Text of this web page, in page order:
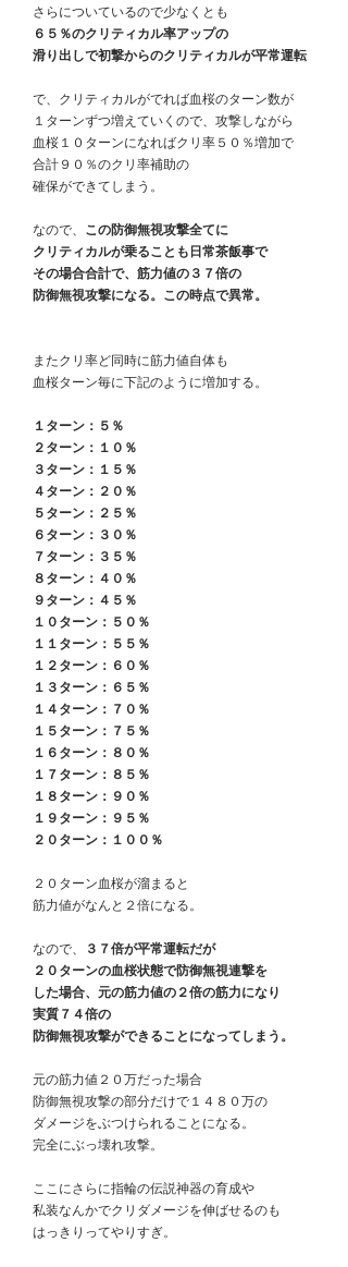
さらについているので少なくとも
６５％のクリティカル率アップの
滑り出しで初撃からのクリティカルが平常運転
で、クリティカルがでれば血桜のターン数が
１ターンずつ増えていくので、攻撃しながら
血桜１０ターンになればクリ率５０％増加で
合計９０％のクリ率補助の
確保ができてしまう。
なので、 この防御無視攻撃全てに
クリティカルが乗ることも日常茶飯事で
その場合合計で、筋力値の３７倍の
防御無視攻撃になる。この時点で異常。
またクリ率ど同時に筋力値自体も
血桜ターン毎に下記のように増加する。
１ターン：５％
２ターン：１０％
３ターン：１５％
４ターン：２０％
５ターン：２５％
６ターン：３０％
７ターン：３５％
８ターン：４０％
９ターン：４５％
１０ターン：５０％
１１ターン：５５％
１２ターン：６０％
１３ターン：６５％
１４ターン：７０％
１５ターン：７５％
１６ターン：８０％
１７ターン：８５％
１８ターン：９０％
１９ターン：９５％
２０ターン：１００％
２０ターン血桜が溜まると
筋力値がなんと２倍になる。
なので、
３７倍が平常運転だが
２０ターンの血桜状態で防御無視連撃を
した場合、元の筋力値の２倍の筋力になり
実質７４倍の
防御無視攻撃ができることになってしまう。
元の筋力値２０万だった場合
防御無視攻撃の部分だけで１４８０万の
ダメージをぶつけられることになる。
完全にぶっ壊れ攻撃。
ここにさらに指輪の伝説神器の育成や
私装なんかでクリダメージを伸ばせるのも
はっきりってやりすぎ。